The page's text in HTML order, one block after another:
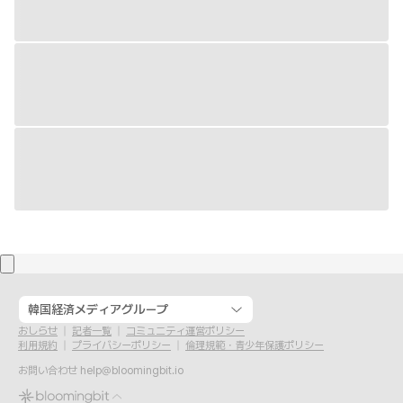
韓国経済メディアグループ
おしらせ 記者一覧
コミュニティ運営ポリシー
利用規約
プライバシーポリシー
倫理規範・青少年保護ポリシー
お問い合わせ help@bloomingbit.io